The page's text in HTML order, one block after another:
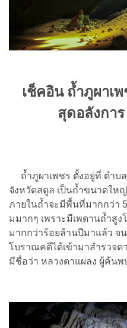
เช็คอิน ถ้ำภูผาเ
สุดอลังกา
ถ้ำภูผาเพชร ตั้งอยู่ที่ ตำบ
จังหวัดสตูล เป็นถ้ำขนาดให
ภายในถ้ำจะมีพื้นที่มากกว่า
มมากๆ เพราะมีเพดานถ้ำสู
มากกว่าร้อยล้านปีมาแล้ว จ
โบราณคดีได้เข้ามาสำรวจต
มีชื่อว่า หลวงตาแผลง ผู้ค้น